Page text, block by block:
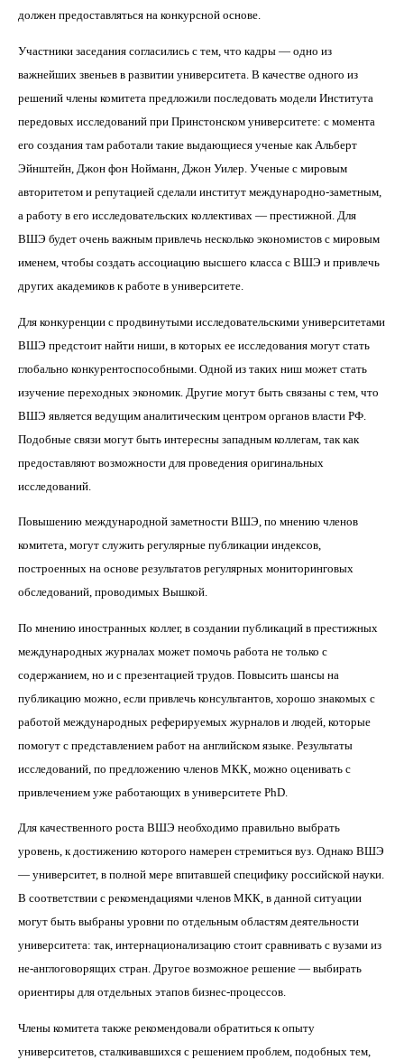
должен предоставляться на конкурсной основе.
Участники заседания согласились с тем, что кадры — одно из
важнейших звеньев в развитии университета. В качестве одного из
решений члены комитета предложили последовать модели Института
передовых исследований при Принстонском университете: с момента
его создания там работали такие выдающиеся ученые как Альберт
Эйнштейн, Джон фон Нойманн, Джон Уилер. Ученые с мировым
авторитетом и репутацией сделали институт международно-заметным,
а работу в его исследовательских коллективах — престижной. Для
ВШЭ будет очень важным привлечь несколько экономистов с мировым
именем, чтобы создать ассоциацию высшего класса с ВШЭ и привлечь
других академиков к работе в университете.
Для конкуренции с продвинутыми исследовательскими университетами
ВШЭ предстоит найти ниши, в которых ее исследования могут стать
глобально конкурентоспособными. Одной из таких ниш может стать
изучение переходных экономик. Другие могут быть связаны с тем, что
ВШЭ является ведущим аналитическим центром органов власти РФ.
Подобные связи могут быть интересны западным коллегам, так как
предоставляют возможности для проведения оригинальных
исследований.
Повышению международной заметности ВШЭ, по мнению членов
комитета, могут служить регулярные публикации индексов,
построенных на основе результатов регулярных мониторинговых
обследований, проводимых Вышкой.
По мнению иностранных коллег, в создании публикаций в престижных
международных журналах может помочь работа не только с
содержанием, но и с презентацией трудов. Повысить шансы на
публикацию можно, если привлечь консультантов, хорошо знакомых с
работой международных реферируемых журналов и людей, которые
помогут с представлением работ на английском языке. Результаты
исследований, по предложению членов МКК, можно оценивать с
привлечением уже работающих в университете PhD
Для качественного роста ВШЭ необходимо правильно выбрать
уровень, к достижению которого намерен стремиться вуз. Однако ВШЭ
— университет, в полной мере впитавшей специфику российской науки.
В соответствии с рекомендациями членов МКК, в данной ситуации
могут быть выбраны уровни по отдельным областям деятельности
университета: так, интернационализацию стоит сравнивать с вузами из
не-англоговорящих стран. Другое возможное решение — выбирать
ориентиры для отдельных этапов бизнес-процессов.
Члены комитета также рекомендовали обратиться к опыту
университетов, сталкивавшихся с решением проблем, подобных тем,